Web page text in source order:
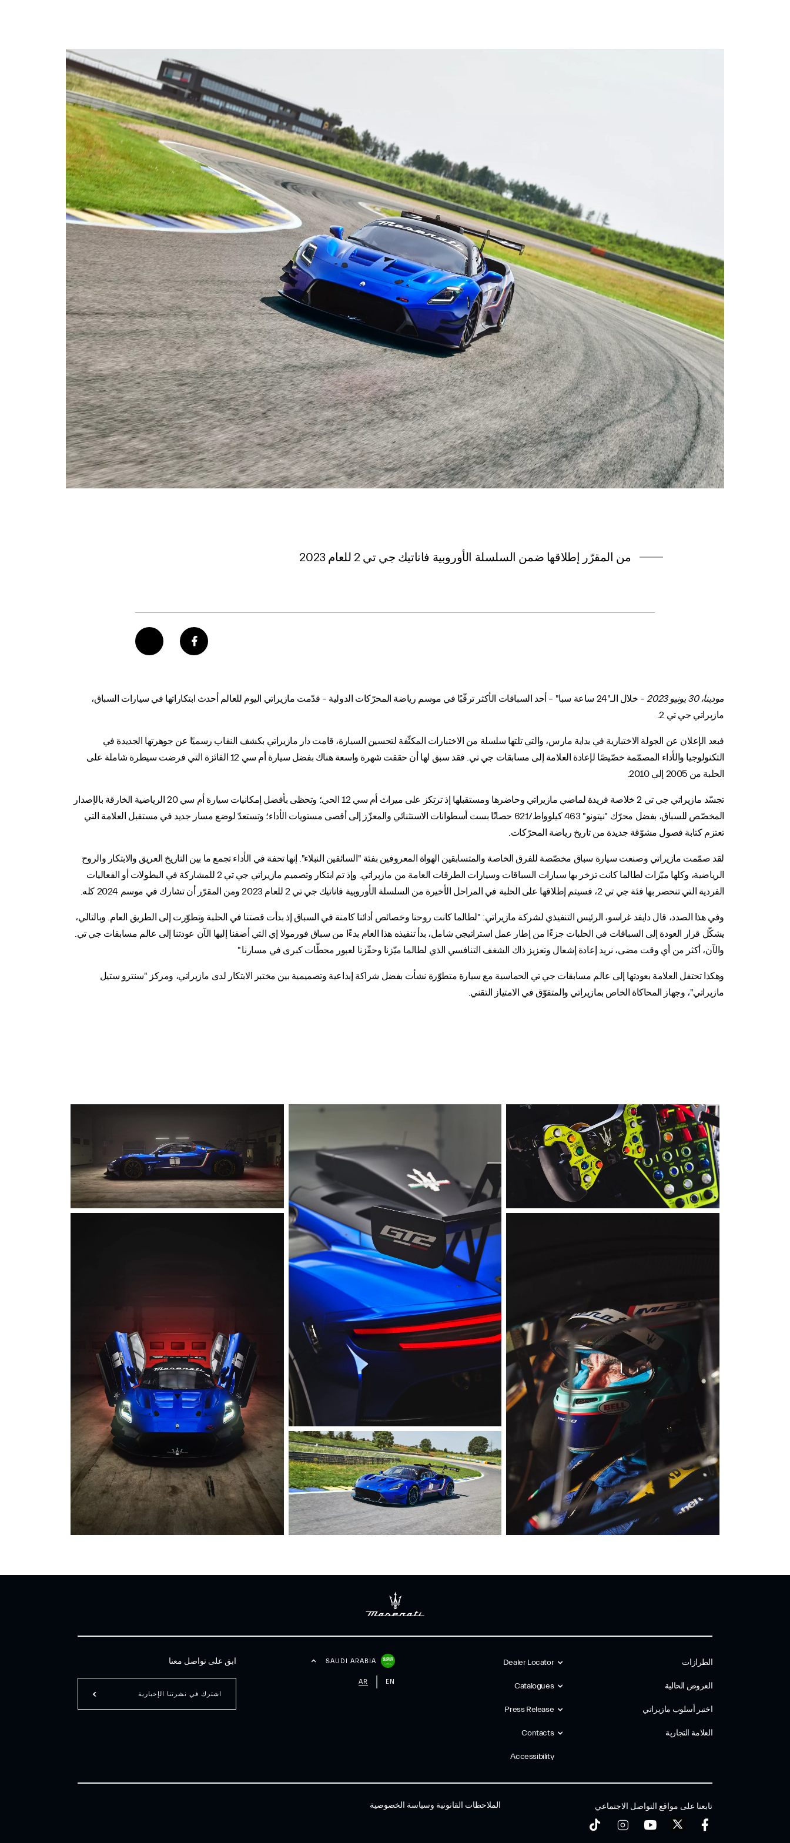
من المقرّر إطلاقها ضمن السلسلة الأوروبية فاناتيك جي تي 2 للعام 2023
مودينا، 30 يونيو 2023
– خلال الـ"24 ساعة سبا" – أحد السباقات الأكثر ترقّبًا في موسم رياضة المحرّكات الدولية – قدّمت مازيراتي اليوم للعالم أحدث ابتكاراتها في سيارات السباق،
مازيراتي جي تي 2.
فبعد الإعلان عن الجولة الاختبارية في بداية مارس، والتي تلتها سلسلة من الاختبارات المكثّفة لتحسين السيارة، قامت دار مازيراتي بكشف النقاب رسميًا عن جوهرتها الجديدة في
التكنولوجيا والأداء المصمّمة خصّيصًا لإعادة العلامة إلى مسابقات جي تي. فقد سبق لها أن حققت شهرة واسعة هناك بفضل سيارة أم سي 12 الفائزة التي فرضت سيطرة شاملة على
الحلبة من 2005 إلى 2010.
تجسّد مازيراتي جي تي 2 خلاصة فريدة لماضي مازيراتي وحاضرها ومستقبلها إذ ترتكز على ميراث أم سي 12 الحي؛ وتحظى بأفضل إمكانيات سيارة أم سي 20 الرياضية الخارقة بالإصدار
المخصّص للسباق، بفضل محرّك "نيتونو" 463 كيلوواط/621 حصانًا بست أسطوانات الاستثنائي والمعزّز إلى أقصى مستويات الأداء؛ وتستعدّ لوضع مسار جديد في مستقبل العلامة التي
تعتزم كتابة فصول مشوّقة جديدة من تاريخ رياضة المحرّكات.
لقد صمّمت مازيراتي وصنعت سيارة سباق مخصّصة للفرق الخاصة والمتسابقين الهواة المعروفين بفئة "السائقين النبلاء". إنها تحفة في الأداء تجمع ما بين التاريخ العريق والابتكار والروح
الرياضية، وكلها ميّزات لطالما كانت تزخر بها سيارات السباقات وسيارات الطرقات العامة من مازيراتي. وإذ تم ابتكار وتصميم مازيراتي جي تي 2 للمشاركة في البطولات أو الفعاليات
الفردية التي تنحصر بها فئة جي تي 2، فسيتم إطلاقها على الحلبة في المراحل الأخيرة من السلسلة الأوروبية فاناتيك جي تي 2
للعام 2023 ومن المقرّر أن تشارك في موسم 2024 كله.
وفي هذا الصدد، قال دايفد غراسو، الرئيس التنفيذي لشركة مازيراتي: "لطالما كانت روحنا وخصائص أدائنا كامنة في السباق إذ بدأت قصتنا في الحلبة وتطوّرت إلى الطريق العام. وبالتالي،
يشكّل قرار العودة إلى السباقات في الحلبات جزءًا من إطار عمل استراتيجي شامل، بدأ تنفيذه هذا العام بدءًا من سباق فورمولا إي التي أضفنا إليها الآن عودتنا إلى عالم مسابقات جي تي.
والآن، أكثر من أي وقت مضى، نريد إعادة إشعال وتعزيز ذاك الشغف التنافسي الذي لطالما ميّزنا وحفّزنا لعبور محطّات كبرى في مسارنا."
وهكذا تحتفل العلامة بعودتها إلى عالم مسابقات جي تي الحماسية مع سيارة متطوّرة نشأت بفضل شراكة إبداعية وتصميمية بين مختبر الابتكار لدى مازيراتي، ومركز "سنترو ستيل
مازيراتي"، وجهاز المحاكاة الخاص بمازيراتي والمتفوّق في الامتياز التقني.
الطرازات
العروض الحالية
اختبر أسلوب مازیراتي
العلامة التجارية
Dealer Locator
Catalogues
Press Release
Contacts
Accessibility
SAUDI ARABIA
EN
AR
ابق على تواصل معنا
اشترك في نشرتنا الإخبارية
تابعنا على مواقع التواصل الاجتماعي الملاحظات القانونية وسياسة الخصوصية